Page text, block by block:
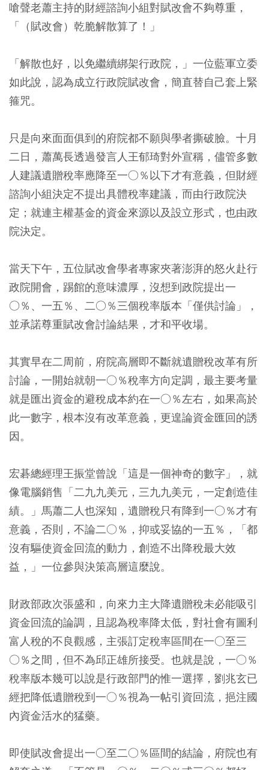
嗆聲老蕭主持的財經諮詢小組對賦改會不夠尊重，
「（賦改會）乾脆解散算了！」
「解散也好，以免繼續綁架行政院，」一位藍軍立委
如此說，認為成立行政院賦改會，簡直替自己套上緊
箍咒。
只是向來面面俱到的府院都不願與學者撕破臉。十月
二日，蕭萬長透過發言人王郁琦對外宣稱，儘管多數
人建議遺贈稅率應降至一○％以下才有意義，但財經
諮詢小組決定不提出具體稅率建議，而由行政院決
定；就連主權基金的資金來源以及設立形式，也由政
院決定。
當天下午，五位賦改會學者專家夾著澎湃的怒火赴行
政院開會，踢館的意味濃厚，沒想到政院提出一
○％、一五％、二○％三個稅率版本「僅供討論」，
並承諾尊重賦改會討論結果，才和平收場。
其實早在二周前，府院高層即不斷就遺贈稅改革有所
討論，一開始就朝一○％稅率方向定調，最主要考量
就是匯出資金的避稅成本約在一○％左右，如果高於
此一數字，根本沒有改革意義，更遑論資金匯回的誘
因。
宏碁總經理王振堂曾說「這是一個神奇的數字」，就
像電腦銷售「二九九美元，三九九美元，一定創造佳
績。」馬蕭二人也深知，遺贈稅只有降到一○％才有
意義，否則，不論二○％，抑或妥協的一五％，「都
沒有驅使資金回流的動力，創造不出降稅最大效
益，」一位參與決策高層這麼說。
財政部政次張盛和，向來力主大降遺贈稅未必能吸引
資金回流的論調，且認為稅率降太低，對社會有圖利
富人稅的不良觀感，主張訂定稅率區間在一○至三
○％之間，但不為邱正雄所接受。也就是說，一○％
稅率版本幾可以說是行政部門的惟一選擇，劉兆玄已
經把降低遺贈稅到一○％視為一帖引資回流，挹注國
內資金活水的猛藥。
即使賦改會提出一○至二○％區間的結論，府院也有